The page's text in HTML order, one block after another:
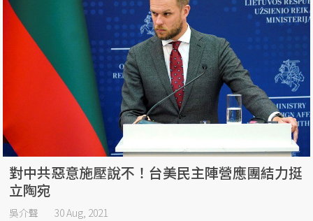
對中共惡意施壓說不！台美民主陣營應團結力挺
立陶宛
吳介聲 30 Aug, 2021